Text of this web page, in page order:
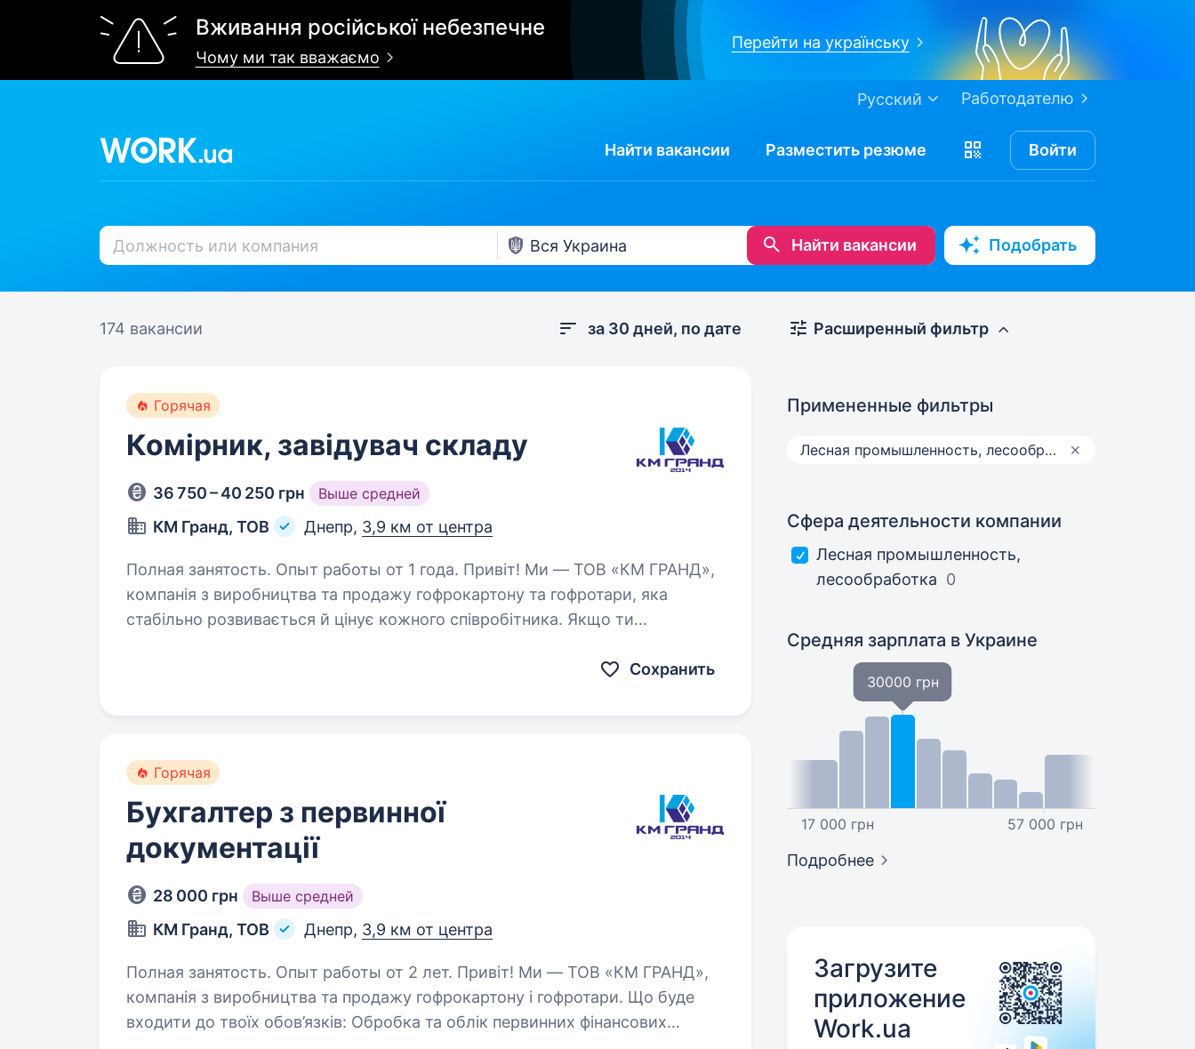
Вживання російської небезпечне
Чому ми так вважаємо
Перейти на українську
Работодателю
Русский
Найти вакансии Разместить резюме Войти
Найти вакансии Подобрать
174 вакансии за 30 дней, по дате
Горячая
Комірник, завідувач складу
36 750 – 40 250 грн Выше средней
КМ Гранд, ТОВ Днепр, 3,9 км от центра
Полная занятость. Опыт работы от 1 года. Привіт! Ми — ТОВ «КМ ГРАНД»,
компанія з виробництва та продажу гофрокартону та гофротари, яка
стабільно розвивається й цінує кожного співробітника. Якщо ти
Сохранить
Горячая
Бухгалтер з первинної
документації
28 000 грн Выше средней
КМ Гранд, ТОВ Днепр, 3,9 км от центра
Полная занятость. Опыт работы от 2 лет. Привіт! Ми — ТОВ «КМ ГРАНД»,
компанія з виробництва та продажу гофрокартону і гофротари. Що буде
входити до твоїх обов’язків: Обробка та облік первинних фінансових
Расширенный фильтр
Примененные фильтры
Лесная промышленность, лесообработка
Сфера деятельности компании
Лесная промышленность,
лесообработка 0
Средняя зарплата в Украине
17 000 грн
30000 грн
57 000 грн
Подробнее
Загрузите
приложение
Work.ua